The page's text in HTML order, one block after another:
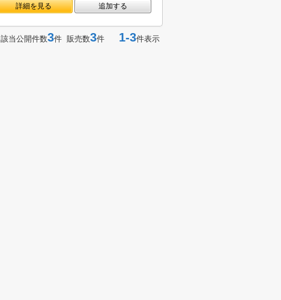
詳細を見る 追加する
該当公開件数3件 販売数3件 1-3件表示